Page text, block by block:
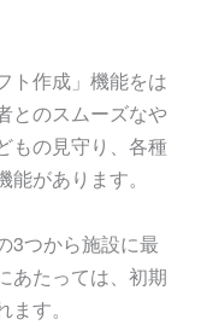
ト作成」機能をは
とのスムーズなや
もの見守り、各種
があります。
3つから施設に最
あたっては、初期
す。